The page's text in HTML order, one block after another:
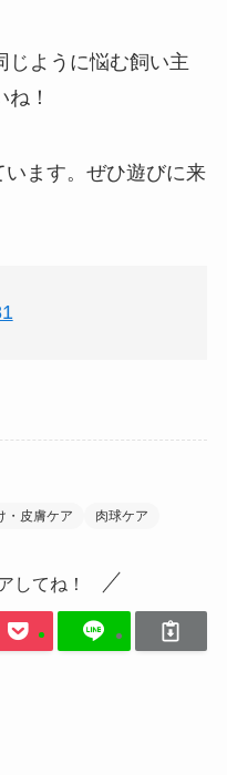
じように悩む飼い主
！
ます。ぜひ遊びに来
・皮膚ケア 肉球ケア
してね！